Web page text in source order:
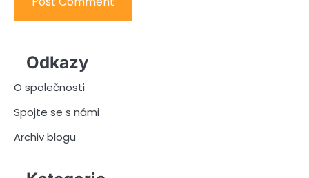
Odkazy
O společnosti
Spojte se s námi
Archiv blogu